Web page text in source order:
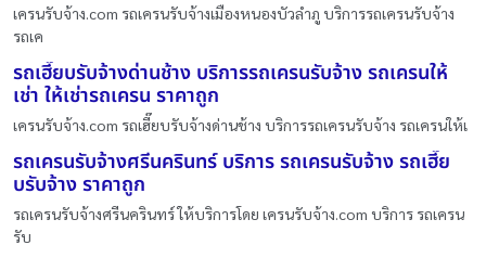
เครนรับจ้าง.com รถเครนรับจ้างเมืองหนองบัวลำภู บริการรถเครนรับจ้าง
รถเค
รถเฮี๊ยบรับจ้างด่านช้าง บริการรถเครนรับจ้าง รถเครนให้
เช่า ให้เช่ารถเครน ราคาถูก
เครนรับจ้าง.com รถเฮี๊ยบรับจ้างด่านช้าง บริการรถเครนรับจ้าง รถเครนให้เ
รถเครนรับจ้างศรีนครินทร์ บริการ รถเครนรับจ้าง รถเฮี๊ย
บรับจ้าง ราคาถูก
รถเครนรับจ้างศรีนครินทร์ ให้บริการโดย เครนรับจ้าง.com บริการ รถเครน
รับ